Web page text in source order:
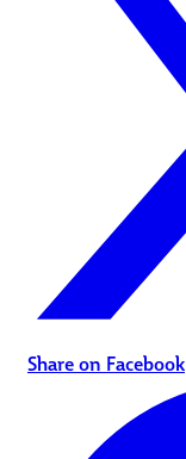
Share on Facebook